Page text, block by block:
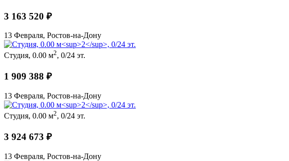
3 163 520 ₽
13 Февраля, Ростов-на-Дону
Студия, 0.00 м2, 0/24 эт.
1 909 388 ₽
13 Февраля, Ростов-на-Дону
Студия, 0.00 м2, 0/24 эт.
3 924 673 ₽
13 Февраля, Ростов-на-Дону